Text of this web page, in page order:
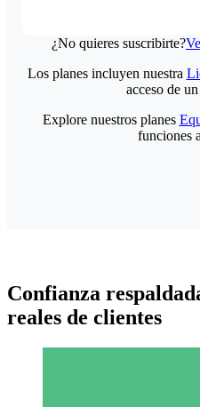
¿No quieres suscribirte?
Los planes incluyen nuestra
acceso de
Explore nuestros planes
funciones
Confianza
reales de clientes